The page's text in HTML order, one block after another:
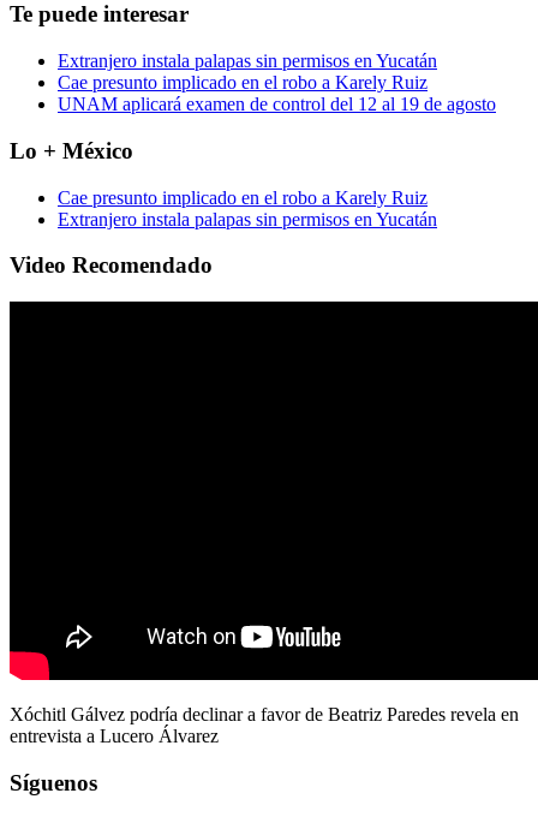
Te puede interesar
Extranjero instala palapas sin permisos en Yucatán
Cae presunto implicado en el robo a Karely Ruiz
UNAM aplicará examen de control del 12 al 19 de agosto
Lo + México
Cae presunto implicado en el robo a Karely Ruiz
Extranjero instala palapas sin permisos en Yucatán
Video Recomendado
Xóchitl Gálvez podría declinar a favor de Beatriz Paredes revela en
entrevista a Lucero Álvarez
Síguenos